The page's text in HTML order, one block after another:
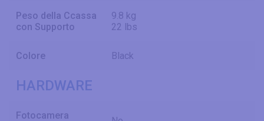
Peso della Ccassa
con Supporto
9.8 kg
22 lbs
Colore Black
HARDWARE
Fotocamera